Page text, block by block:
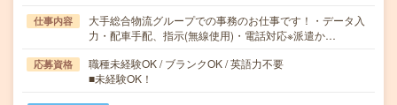
仕事内容
大手総合物流グループでの事務のお仕事です！・データ入
力・配車手配、指示(無線使用)・電話対応※派遣か…
応募資格
職種未経験OK / ブランクOK / 英語力不要
■未経験OK！